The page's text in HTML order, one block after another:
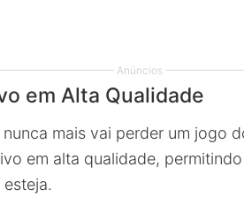
Anúncios
em Alta Qualidade
nunca mais vai perder um jogo
em alta qualidade,